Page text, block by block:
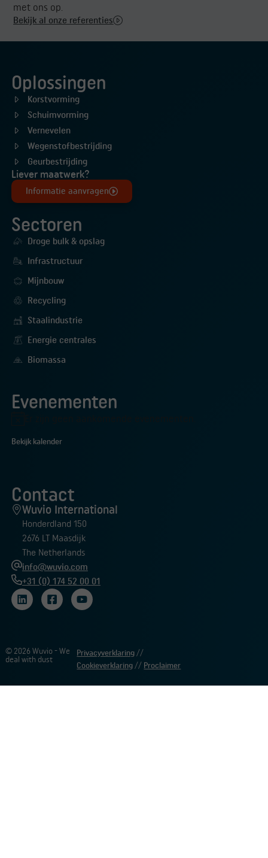
met ons op.
Bekijk al onze referenties
Oplossingen
Korstvorming
Schuimvorming
Vernevelen
Wegenstofbestrijding
Geurbestrijding
Liever maatwerk?
Informatie aanvragen
Sectoren
Droge bulk & opslag
Infrastructuur
Mijnbouw
Recycling
Staalindustrie
Energie centrales
Biomassa
Evenementen
Bekijk kalender
Contact
Wuvio International
Honderdland 150
2676 LT Maasdijk
The Netherlands
info@wuvio.com
+31 (0) 174 52 00 01
© 2026 Wuvio - We
deal with dust
Privacyverklaring//
Cookieverklaring// Proclaimer